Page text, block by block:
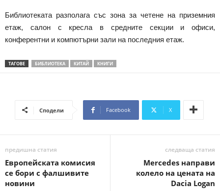
Библиотеката разполага със зона за четене на приземния
етаж, салон с кресла в средните секции и офиси,
конферентни и компютърни зали на последния етаж.
ТАГОВЕ БИБЛИОТЕКА КИТАЙ КНИГИ
Сподели Facebook X
предишна статия
Европейската комисия
се бори с фалшивите
новини
следваща статия
Mercedes направи
колело на цената на
Dacia Logan